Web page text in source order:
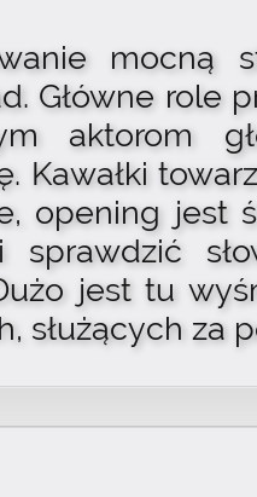
mocną
Główne role
aktorom
Kawałki
opening jest
sprawdzić
jest tu
służących za